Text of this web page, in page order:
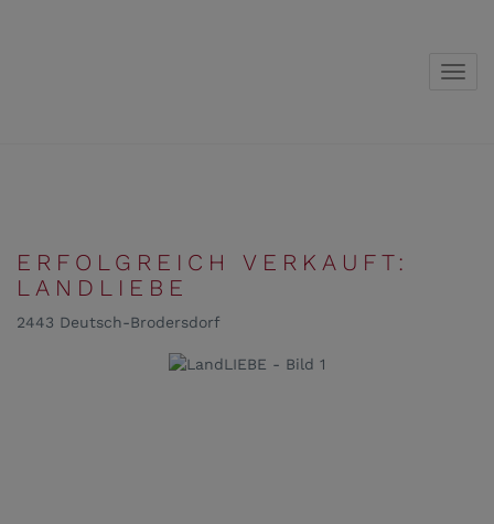
ERFOLGREICH VERKAUFT:
LANDLIEBE
2443 Deutsch-Brodersdorf